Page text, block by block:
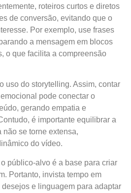
roteiros curtos e diretos
de conversão, evitando que o
Por exemplo, use frases
a mensagem em blocos
o que facilita a compreensão
uso do storytelling. Assim, contar
pode conectar o
gerando empatia e
é importante equilibrar a
não se torne extensa,
do vídeo.
público-alvo é a base para criar
Portanto, invista tempo em
e linguagem para adaptar